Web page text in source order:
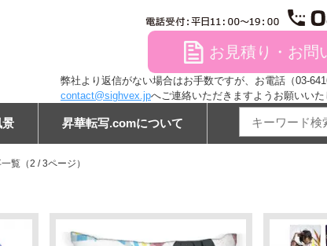
file お見積り・お問
弊社より返信がない場合はお手数ですが、お電話（03-
contact@sighvex.jpへご連絡いただきますようお願いいた
景 昇華転写.comについて
覧（2 / 3ページ）